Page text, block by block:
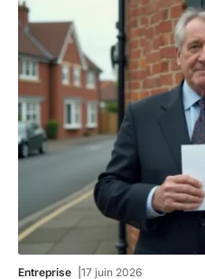
Entreprise 17 juin 2026